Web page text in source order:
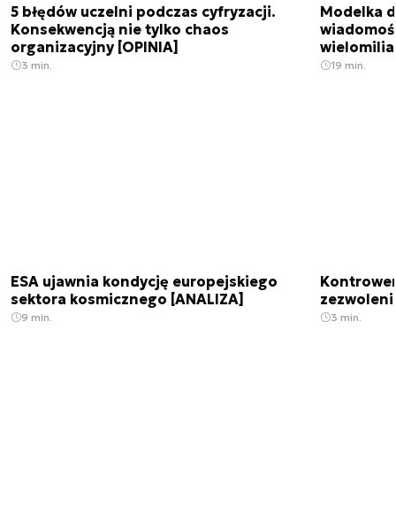
5 błędów uczelni podczas cyfryzacji.
Konsekwencją nie tylko chaos
organizacyjny [OPINIA]
3 min.
Modelka
19 min.
ESA ujawnia kondycję europejskiego
sektora kosmicznego [ANALIZA]
9 min. 3 min.